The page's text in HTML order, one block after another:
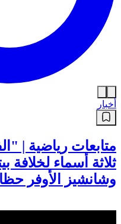
أخبار
متابعات رياضية |
ثلاثة أسماء لخلافة